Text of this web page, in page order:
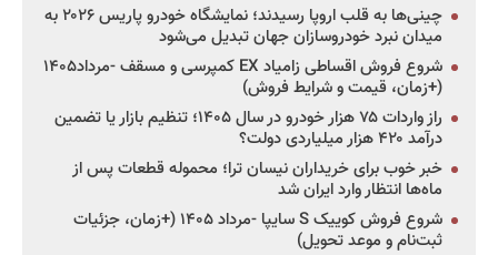
چینی‌ها به قلب اروپا رسیدند؛ نمایشگاه خودرو پاریس ۲۰۲۶ به
میدان نبرد خودروسازان جهان تبدیل می‌شود
شروع فروش اقساطی زامیاد EX کمپرسی و مسقف -مرداد۱۴۰۵
(+زمان، قیمت و شرایط فروش)
راز واردات ۷۵ هزار خودرو در سال ۱۴۰۵؛ تنظیم بازار یا تضمین
درآمد ۴۲۰ هزار میلیاردی دولت؟
خبر خوب برای خریداران نیسان ترا؛ محموله قطعات پس از
ماه‌ها انتظار وارد ایران شد
شروع فروش کوییک S سایپا -مرداد ۱۴۰۵ (+زمان، جزئیات
ثبت‌نام و موعد تحویل)